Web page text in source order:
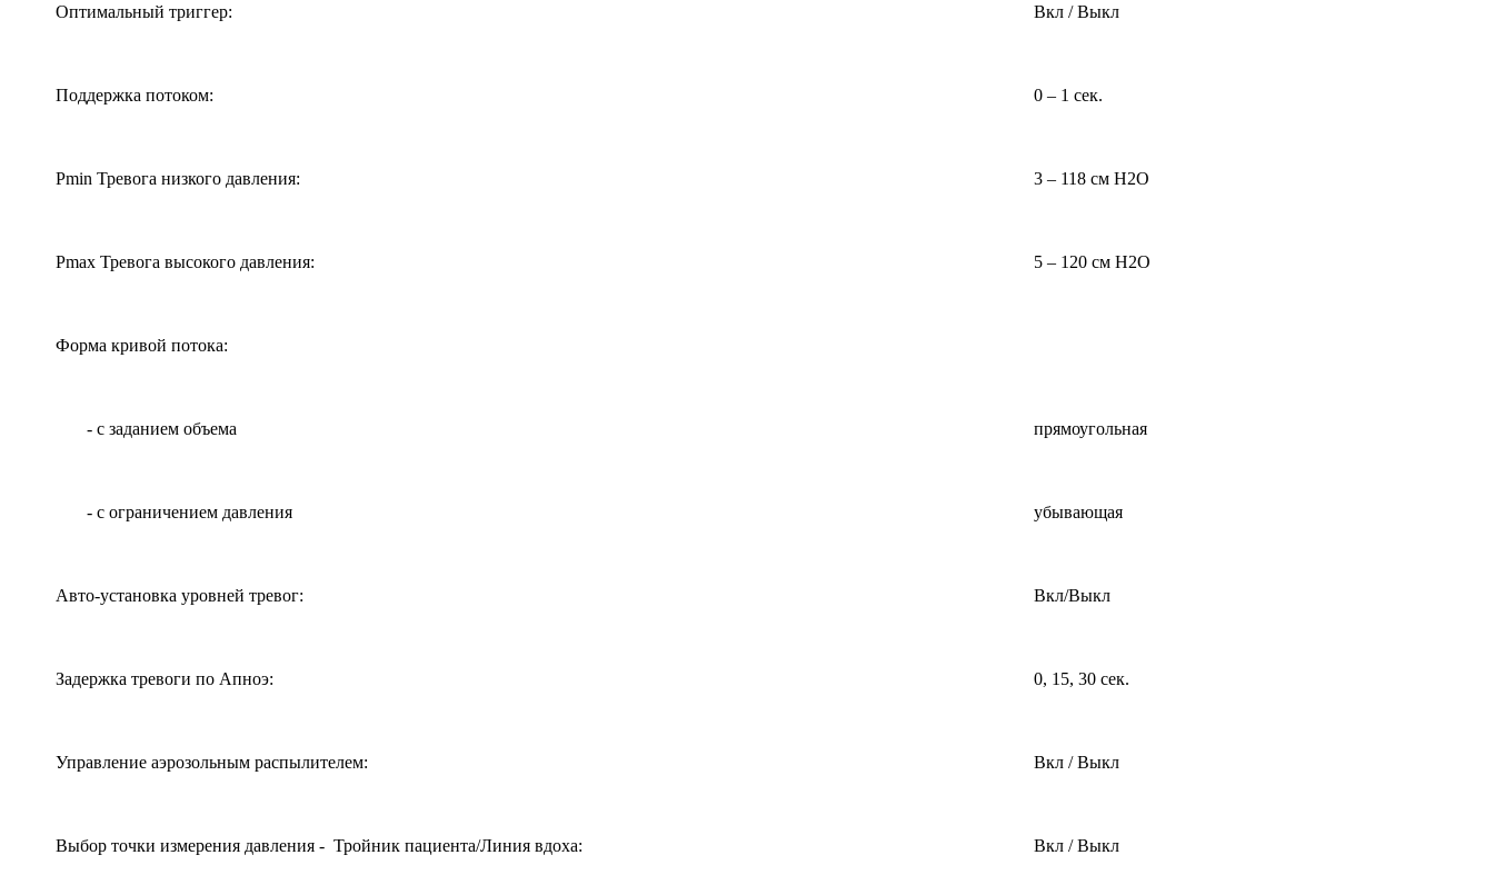
Оптимальный триггер: Вкл / Выкл
Поддержка потоком: 0 – 1 сек.
Pmin Тревога низкого давления: 3 – 118 см H2O
Pmax Тревога высокого давления: 5 – 120 см H2O
Форма кривой потока:
- с заданием объема прямоугольная
- с ограничением давления убывающая
Авто-установка уровней тревог: Вкл/Выкл
Задержка тревоги по Апноэ: 0, 15, 30 сек.
Управление аэрозольным распылителем: Вкл / Выкл
Выбор точки измерения давления - Тройник пациента/Линия вдоха: Вкл / Выкл